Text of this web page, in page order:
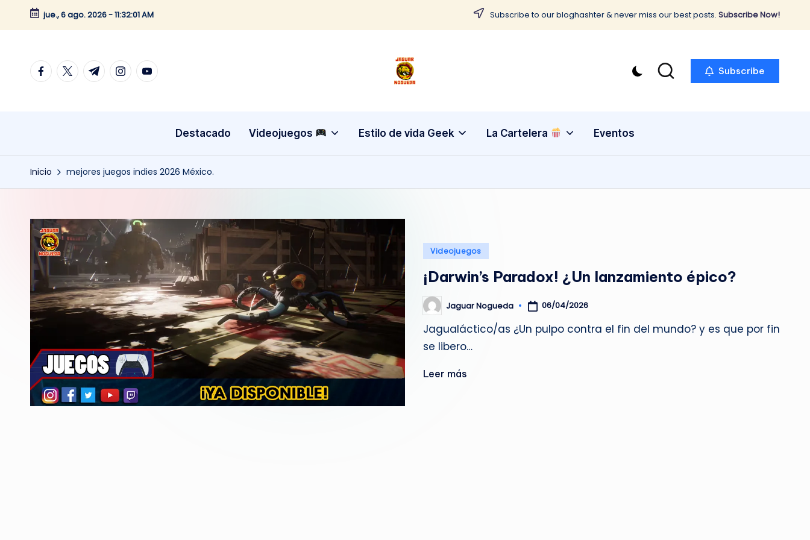
Saltar
contenido
jue., 6 ago. 2026-11:32:01 AM Subscribe to our bloghashter & never miss our best posts. Subscribe Now!
facebook.com
twitter.com
t.me instagram.com
youtube.com
J
g
u
a
N
o
g
u
d
CONTENIDO
Subscribe
Destacado Videojuegos Estilo de vida Geek La Cartelera Eventos
Inicio mejores juegos indies 2026 México.
Publicado
Videojuegos
¡Darwin’s Paradox! ¿Un lanzamiento épico?
Publicado
por
Jaguar Nogueda 06/04/2026
Jagualáctico/as ¿Un pulpo contra el fin del mundo? y es que por fin
se libero…
Leer más